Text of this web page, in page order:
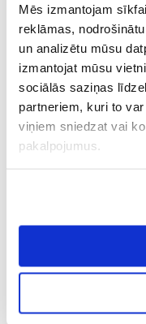
Mēs izmantojam
reklāmas,
un analizētu mūsu
izmantojat mūsu
sociālās saziņas
partneriem, kuri to
viņiem sniedzat vai
pakalpojumus.
€31.20
PIEVIENOT